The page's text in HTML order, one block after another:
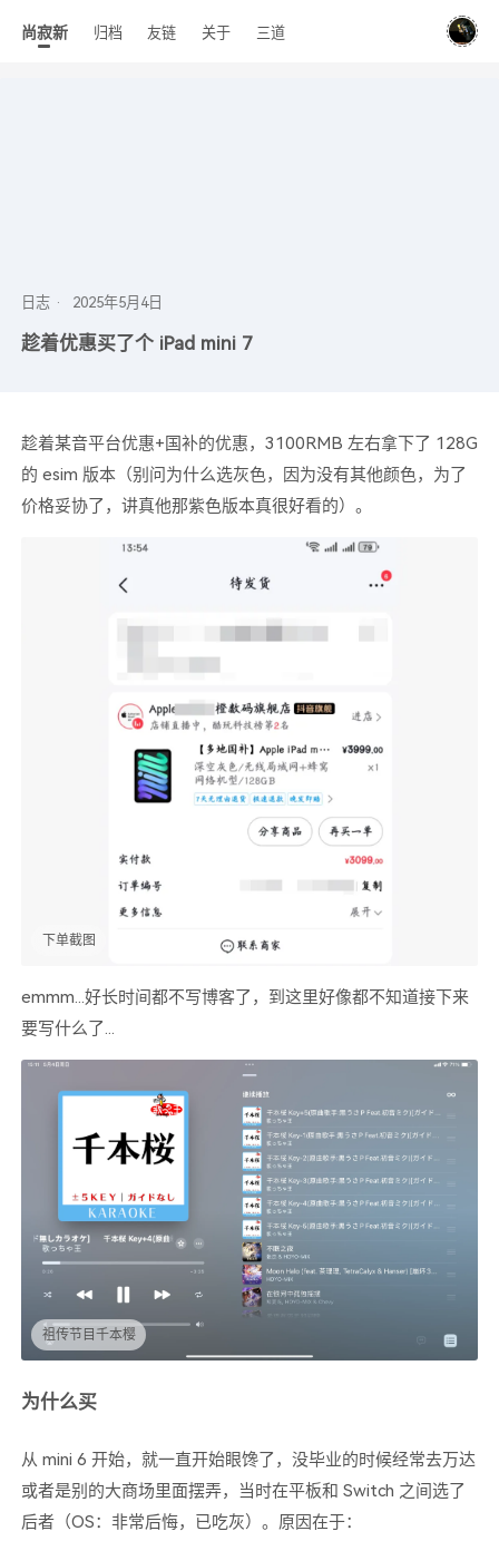
尚寂新 归档 友链 关于 三道
日志
趁着优惠买了个 iPad mini 7
趁着某音平台优惠+国补的优惠，3100RMB 左右拿下了 128G
的 esim 版本（别问为什么选灰色，因为没有其他颜色，为了
价格妥协了，讲真他那紫色版本真很好看的）。
下单截图
emmm...好长时间都不写博客了，到这里好像都不知道接下来
要写什么了...
祖传节目千本樱
为什么买
从 mini 6 开始，就一直开始眼馋了，没毕业的时候经常去万达
或者是别的大商场里面摆弄，当时在平板和 Switch 之间选了
后者（OS：非常后悔，已吃灰）。原因在于：